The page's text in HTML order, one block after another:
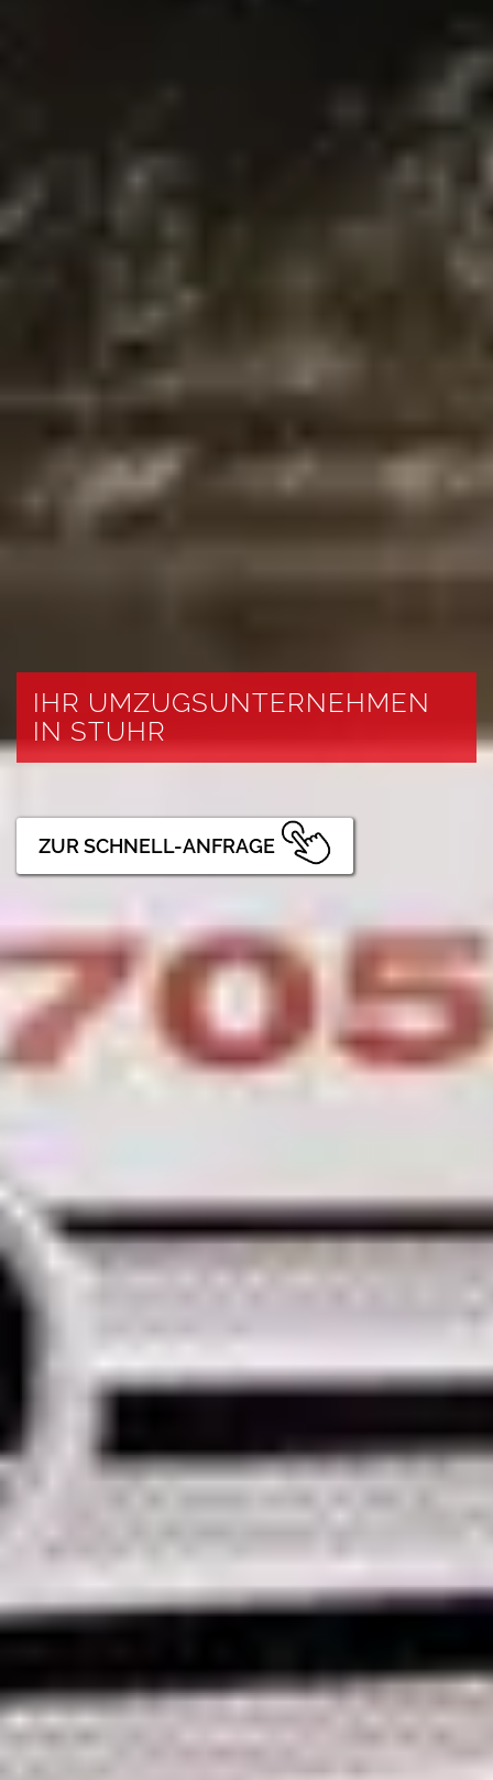
IHR UMZUGSUNTERNEHMEN
IN STUHR
ZUR SCHNELL-ANFRAGE